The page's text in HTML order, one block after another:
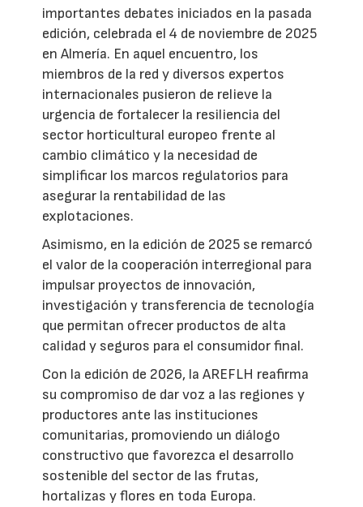
importantes debates iniciados en la pasada
edición, celebrada el 4 de noviembre de 2025
en Almería. En aquel encuentro, los
miembros de la red y diversos expertos
internacionales pusieron de relieve la
urgencia de fortalecer la resiliencia del
sector horticultural europeo frente al
cambio climático y la necesidad de
simplificar los marcos regulatorios para
asegurar la rentabilidad de las
explotaciones.
Asimismo, en la edición de 2025 se remarcó
el valor de la cooperación interregional para
impulsar proyectos de innovación,
investigación y transferencia de tecnología
que permitan ofrecer productos de alta
calidad y seguros para el consumidor final.
Con la edición de 2026, la AREFLH reafirma
su compromiso de dar voz a las regiones y
productores ante las instituciones
comunitarias, promoviendo un diálogo
constructivo que favorezca el desarrollo
sostenible del sector de las frutas,
hortalizas y flores en toda Europa.